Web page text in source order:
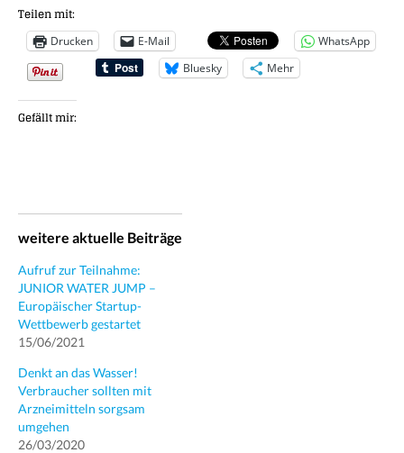
Teilen mit:
Drucken E-Mail
WhatsApp
Bluesky
Mehr
Gefällt mir:
weitere aktuelle Beiträge
Aufruf zur Teilnahme:
JUNIOR WATER JUMP –
Europäischer Startup-
Wettbewerb gestartet
15/06/2021
Denkt an das Wasser!
Verbraucher sollten mit
Arzneimitteln sorgsam
umgehen
26/03/2020